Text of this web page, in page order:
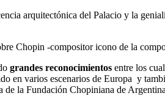
arquitectónica del Palacio y la
Chopin -compositor icono de la
grandes reconocimientos entre los
en varios escenarios de Europa y
de la Fundación Chopiniana de